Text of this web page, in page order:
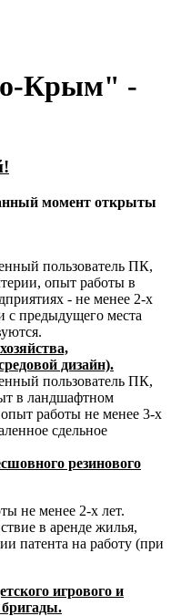
Крым" -
момент открыты
пользователь ПК,
опыт работы в
- не менее 2-х
с предыдущего места
дизайн).
пользователь ПК,
в ландшафтном
работы не менее 3-х
сдельное
резинового
не менее 2-х лет.
в аренде жилья,
патента на работу (при
игрового и
бригады.